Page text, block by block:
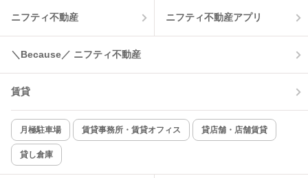
温水洗浄便座 オートロック
コンロ2口以上
新着のみ インターネット無料
該当件数:
物件一覧に反映
ニフティ不動産 ニフティ不動産アプリ
＼Because／ ニフティ不動産
賃貸
月極駐車場 賃貸事務所・賃貸オフィス 貸店舗・店舗賃貸
貸し倉庫